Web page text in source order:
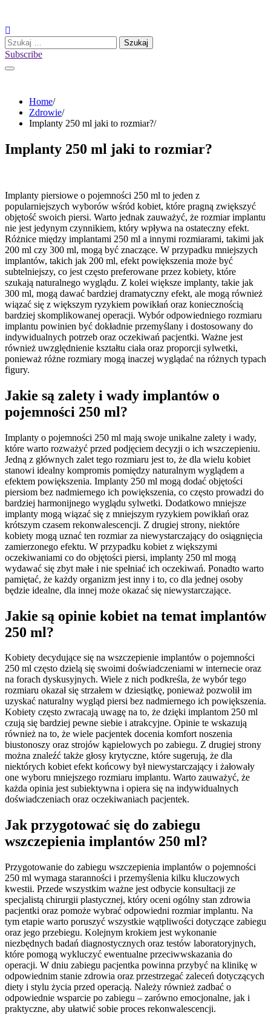
content
Szukaj:
Subscribe
Home
Zdrowie
Implanty 250 ml jaki to rozmiar?
Implanty 250 ml jaki to rozmiar?
Implanty piersiowe o pojemności 250 ml to jeden z
popularniejszych wyborów wśród kobiet, które pragną zwiększyć
objętość swoich piersi. Warto jednak zauważyć, że rozmiar implantu
nie jest jedynym czynnikiem, który wpływa na ostateczny efekt.
Różnice między implantami 250 ml a innymi rozmiarami, takimi jak
200 ml czy 300 ml, mogą być znaczące. W przypadku mniejszych
implantów, takich jak 200 ml, efekt powiększenia może być
subtelniejszy, co jest często preferowane przez kobiety, które
szukają naturalnego wyglądu. Z kolei większe implanty, takie jak
300 ml, mogą dawać bardziej dramatyczny efekt, ale mogą również
wiązać się z większym ryzykiem powikłań oraz koniecznością
bardziej skomplikowanej operacji. Wybór odpowiedniego rozmiaru
implantu powinien być dokładnie przemyślany i dostosowany do
indywidualnych potrzeb oraz oczekiwań pacjentki. Ważne jest
również uwzględnienie kształtu ciała oraz proporcji sylwetki,
ponieważ różne rozmiary mogą inaczej wyglądać na różnych typach
figury.
Jakie są zalety i wady implantów o
pojemności 250 ml?
Implanty o pojemności 250 ml mają swoje unikalne zalety i wady,
które warto rozważyć przed podjęciem decyzji o ich wszczepieniu.
Jedną z głównych zalet tego rozmiaru jest to, że dla wielu kobiet
stanowi idealny kompromis pomiędzy naturalnym wyglądem a
efektem powiększenia. Implanty 250 ml mogą dodać objętości
piersiom bez nadmiernego ich powiększenia, co często prowadzi do
bardziej harmonijnego wyglądu sylwetki. Dodatkowo mniejsze
implanty mogą wiązać się z mniejszym ryzykiem powikłań oraz
krótszym czasem rekonwalescencji. Z drugiej strony, niektóre
kobiety mogą uznać ten rozmiar za niewystarczający do osiągnięcia
zamierzonego efektu. W przypadku kobiet z większymi
oczekiwaniami co do objętości piersi, implanty 250 ml mogą
wydawać się zbyt małe i nie spełniać ich oczekiwań. Ponadto warto
pamiętać, że każdy organizm jest inny i to, co dla jednej osoby
będzie idealne, dla innej może okazać się niewystarczające.
Jakie są opinie kobiet na temat implantów
250 ml?
Kobiety decydujące się na wszczepienie implantów o pojemności
250 ml często dzielą się swoimi doświadczeniami w internecie oraz
na forach dyskusyjnych. Wiele z nich podkreśla, że wybór tego
rozmiaru okazał się strzałem w dziesiątkę, ponieważ pozwolił im
uzyskać naturalny wygląd piersi bez nadmiernego ich powiększenia.
Kobiety często zwracają uwagę na to, że dzięki implantom 250 ml
czują się bardziej pewne siebie i atrakcyjne. Opinie te wskazują
również na to, że wiele pacjentek docenia komfort noszenia
biustonoszy oraz strojów kąpielowych po zabiegu. Z drugiej strony
można znaleźć także głosy krytyczne, które sugerują, że dla
niektórych kobiet efekt końcowy był niewystarczający i żałowały
one wyboru mniejszego rozmiaru implantu. Warto zauważyć, że
każda opinia jest subiektywna i opiera się na indywidualnych
doświadczeniach oraz oczekiwaniach pacjentek.
Jak przygotować się do zabiegu
wszczepienia implantów 250 ml?
Przygotowanie do zabiegu wszczepienia implantów o pojemności
250 ml wymaga staranności i przemyślenia kilku kluczowych
kwestii. Przede wszystkim ważne jest odbycie konsultacji ze
specjalistą chirurgii plastycznej, który oceni ogólny stan zdrowia
pacjentki oraz pomoże wybrać odpowiedni rozmiar implantu. Na
tym etapie warto poruszyć wszystkie wątpliwości dotyczące zabiegu
oraz jego przebiegu. Kolejnym krokiem jest wykonanie
niezbędnych badań diagnostycznych oraz testów laboratoryjnych,
które pomogą wykluczyć ewentualne przeciwwskazania do
operacji. W dniu zabiegu pacjentka powinna przybyć na klinikę w
odpowiednim stanie zdrowia oraz przestrzegać zaleceń dotyczących
diety i stylu życia przed operacją. Należy również zadbać o
odpowiednie wsparcie po zabiegu – zarówno emocjonalne, jak i
praktyczne, aby ułatwić sobie proces rekonwalescencji.